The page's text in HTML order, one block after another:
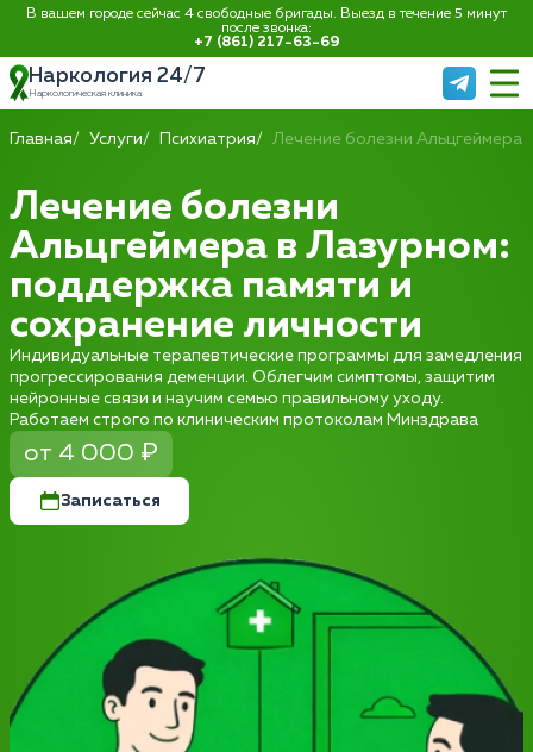
В вашем городе сейчас 4 свободные бригады. Выезд в течение 5 минут
после звонка:
+7 (861) 217-63-69
Наркология 24/7
Наркологическая клиника
Главная Услуги Психиатрия Лечение болезни Альцгеймера
Лечение болезни
Альцгеймера в Лазурном:
поддержка памяти и
сохранение личности
Индивидуальные терапевтические программы для замедления
прогрессирования деменции. Облегчим симптомы, защитим
нейронные связи и научим семью правильному уходу.
Работаем строго по клиническим протоколам Минздрава
от 4 000 ₽
Записаться